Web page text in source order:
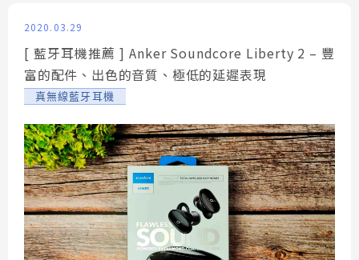
2020.03.29
[ 藍牙耳機推薦 ] Anker Soundcore Liberty 2 – 豐
富的配件、出色的音質、極低的延遲表現
真無線藍牙耳機